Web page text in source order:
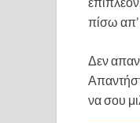
πίσω απ’
Δεν
να σου